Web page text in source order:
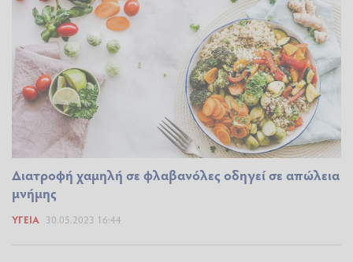
Διατροφή χαμηλή σε φλαβανόλες οδηγεί σε απώλεια
μνήμης
ΥΓΕΊΑ 30.05.2023 16:44